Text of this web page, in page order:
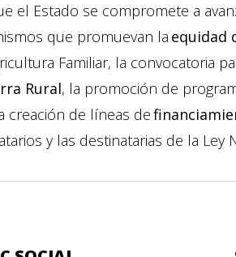
el Estado se compromete a
que promuevan la equidad
Familiar, la convocatoria
Rural, la promoción de
creación de líneas de
y las destinatarias de la Ley